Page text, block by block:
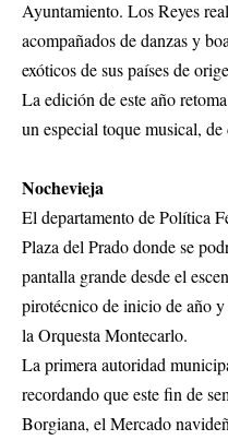
Ayuntamiento. Los Reyes
acompañados de danzas y
exóticos de sus países de
La edición de este año
un especial toque musical,
Nochevieja
El departamento de Política
Plaza del Prado donde se
pantalla grande desde el
pirotécnico de inicio de año
la Orquesta Montecarlo.
La primera autoridad
recordando que este fin de
Borgiana, el Mercado